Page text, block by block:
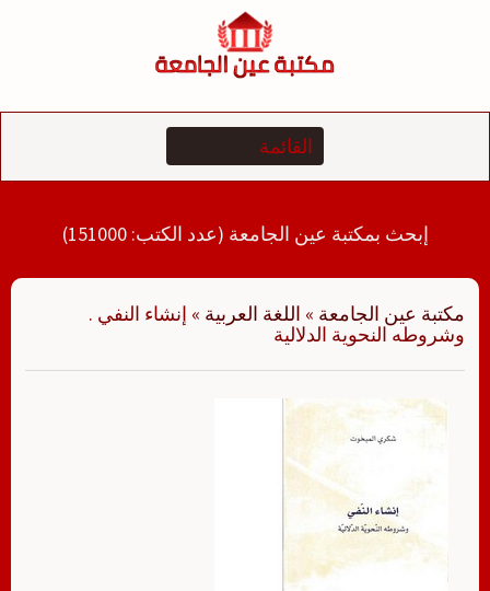
إبحث بمكتبة عين الجامعة (عدد الكتب: 151000)
مكتبة عين الجامعة » اللغة العربية » إنشاء النفي .
وشروطه النحوية الدلالية